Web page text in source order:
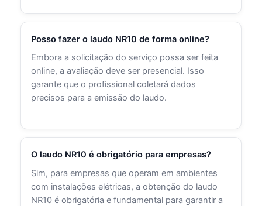
Posso fazer o laudo NR10 de forma online?
Embora a solicitação do serviço possa ser feita
online, a avaliação deve ser presencial. Isso
garante que o profissional coletará dados
precisos para a emissão do laudo.
O laudo NR10 é obrigatório para empresas?
Sim, para empresas que operam em ambientes
com instalações elétricas, a obtenção do laudo
NR10 é obrigatória e fundamental para garantir a